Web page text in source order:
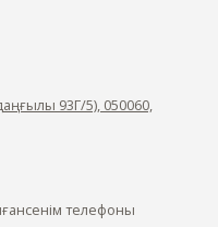
93Г/5), 050060,
сенім телефоны